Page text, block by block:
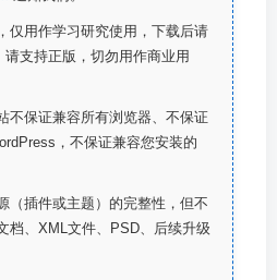
仅用作学习研究使用，下载后请
请支持正版，切勿用作商业用
不保证兼容所有浏览器、不保证
，不保证兼容您安装的
（插件或主题）的完整性，但不
档、XML文件、PSD、后续升级